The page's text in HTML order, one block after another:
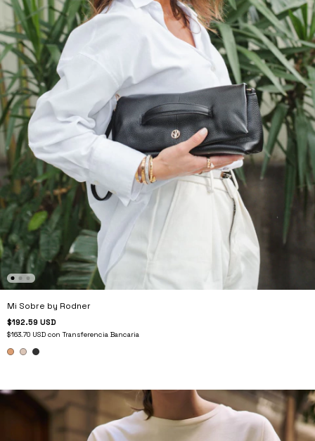
Mi Sobre by Rodner
$192.59 USD
$163.70 USD con Transferencia Bancaria